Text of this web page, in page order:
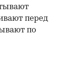
перед
по